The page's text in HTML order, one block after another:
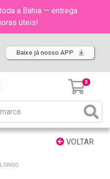
a Bahia — entrega
úteis!
Baixe já nosso APP
0
VOLTAR